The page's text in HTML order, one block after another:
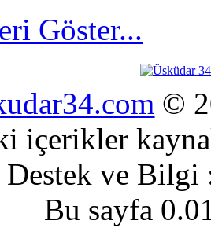
Göster...
©
içerikler
Destek ve
Bu sayfa